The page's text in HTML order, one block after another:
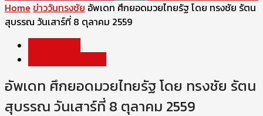
Home ข่าววันทรงชัย อัพเดท ศึกยอดมวยไทยรัฐ โดย ทรงชัย รัตน
สุบรรณ วันเสาร์ที่ 8 ตุลาคม 2559
อัพเดท ศึกยอดมวยไทยรัฐ โดย ทรงชัย รัตน
สุบรรณ วันเสาร์ที่ 8 ตุลาคม 2559